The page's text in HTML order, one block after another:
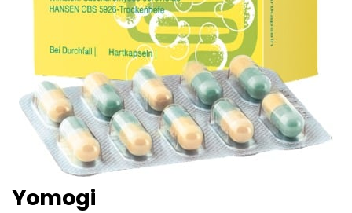
Yomogi